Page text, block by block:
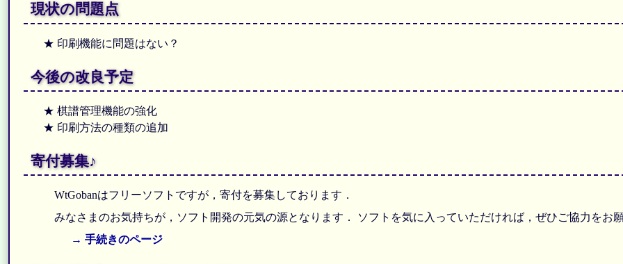
現状の問題点
★ 印刷機能に問題はない？
今後の改良予定
★ 棋譜管理機能の強化
★ 印刷方法の種類の追加
寄付募集♪
WtGobanはフリーソフトですが，寄付を募集しております．
みなさまのお気持ちが，ソフト開発の元気の源となります． ソフトを気に入っていただければ，ぜひご協力をお
→ 手続きのページ